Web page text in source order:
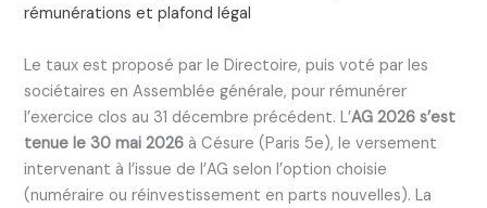
rémunérations et plafond légal
Le taux est proposé par le Directoire, puis voté par les
sociétaires en Assemblée générale, pour rémunérer
l’exercice clos au 31 décembre précédent. L’AG 2026 s’est
tenue le 30 mai 2026 à Césure (Paris 5e), le versement
intervenant à l’issue de l’AG selon l’option choisie
(numéraire ou réinvestissement en parts nouvelles). La